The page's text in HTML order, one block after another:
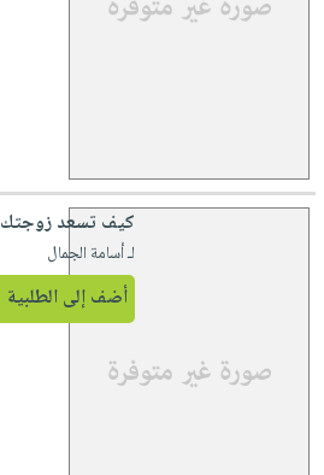
كيف تسعد زوجتك
لـ أسامة الجمال
أضف إلى الطلبية